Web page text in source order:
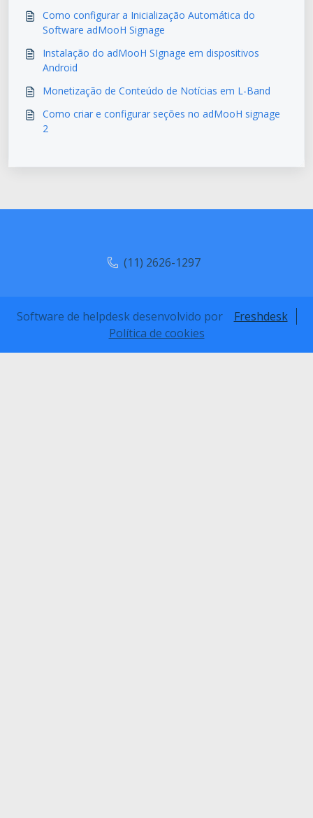
Como configurar a Inicialização Automática do
Software adMooH Signage
Instalação do adMooH SIgnage em dispositivos
Android
Monetização de Conteúdo de Notícias em L-Band
Como criar e configurar seções no adMooH signage
2
(11) 2626-1297
Software de helpdesk desenvolvido por
Freshdesk
Política de cookies